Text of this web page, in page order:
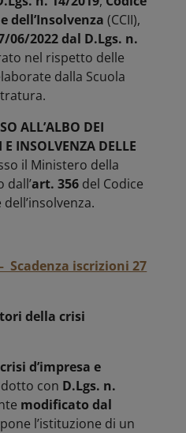
dell’Insolvenza (CCII),
2022 dal D.Lgs. n.
nel rispetto delle
dalla Scuola
ALL’ALBO DEI
E INSOLVENZA DELLE
il Ministero della
dall’art. 356 del Codice
Scadenza iscrizioni 27
della crisi
d’impresa e
con D.Lgs. n.
modificato dal
l’istituzione di un